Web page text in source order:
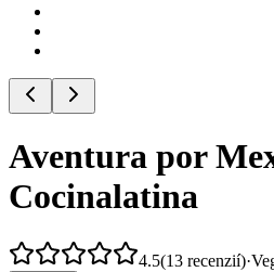
Aventura por
Cocinalatina
4.5(13 recenzií)·